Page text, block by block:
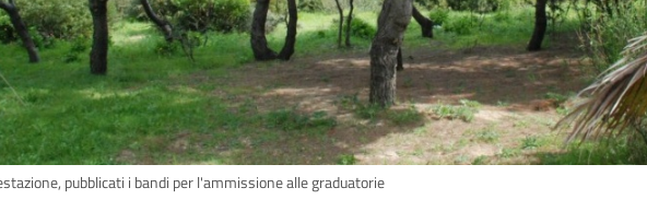
pubblicati i bandi per l'ammissione alle graduatorie